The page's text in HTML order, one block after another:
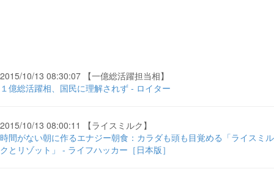
2015/10/13 08:30:07 【一億総活躍担当相】
１億総活躍相、国民に理解されず - ロイター
2015/10/13 08:00:11 【ライスミルク】
時間がない朝に作るエナジー朝食：カラダも頭も目覚める「ライスミル
クとリゾット」 - ライフハッカー［日本版］